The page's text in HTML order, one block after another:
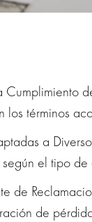
Cumplimiento
los términos
a
el tipo de
de
de